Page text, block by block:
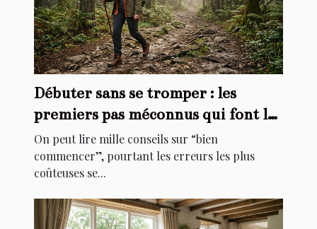
Débuter sans se tromper : les
premiers pas méconnus qui font la
différence
On peut lire mille conseils sur “bien
commencer”, pourtant les erreurs les plus
coûteuses se...